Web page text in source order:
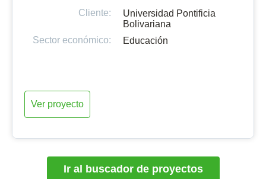
Cliente:
Universidad Pontificia
Bolivariana
Sector económico:
Educación
Ver proyecto
Ir al buscador de proyectos